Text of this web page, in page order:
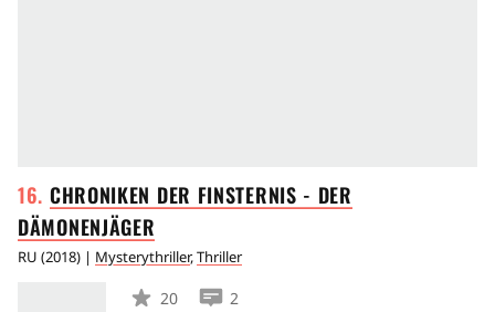
CHRONIKEN DER FINSTERNIS - DER
DÄMONENJÄGER
RU (2018) | Mysterythriller,Thriller
20
2